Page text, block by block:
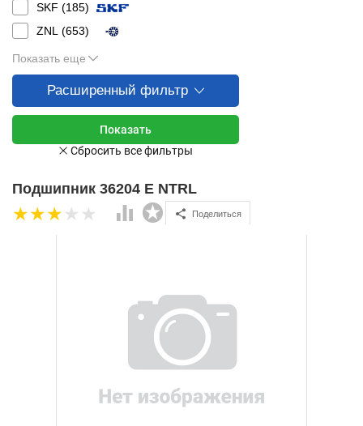
SKF (185)
ZNL (653)
Показать еще
Расширенный фильтр
Подшипник 36204 Е NTRL
Поделиться